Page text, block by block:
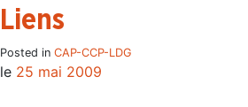
Liens
Posted in CAP-CCP-LDG
le 25 mai 2009